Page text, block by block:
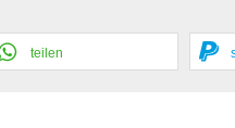
teilen